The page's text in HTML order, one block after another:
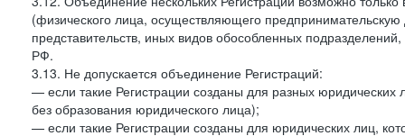
(физического лица, осуществляющего
представительств, иных видов обособленных
РФ.
3.13. Не допускается объединение Регистраций:
— если такие Регистрации созданы для разных
без образования юридического лица);
— если такие Регистрации созданы для юридических лиц,